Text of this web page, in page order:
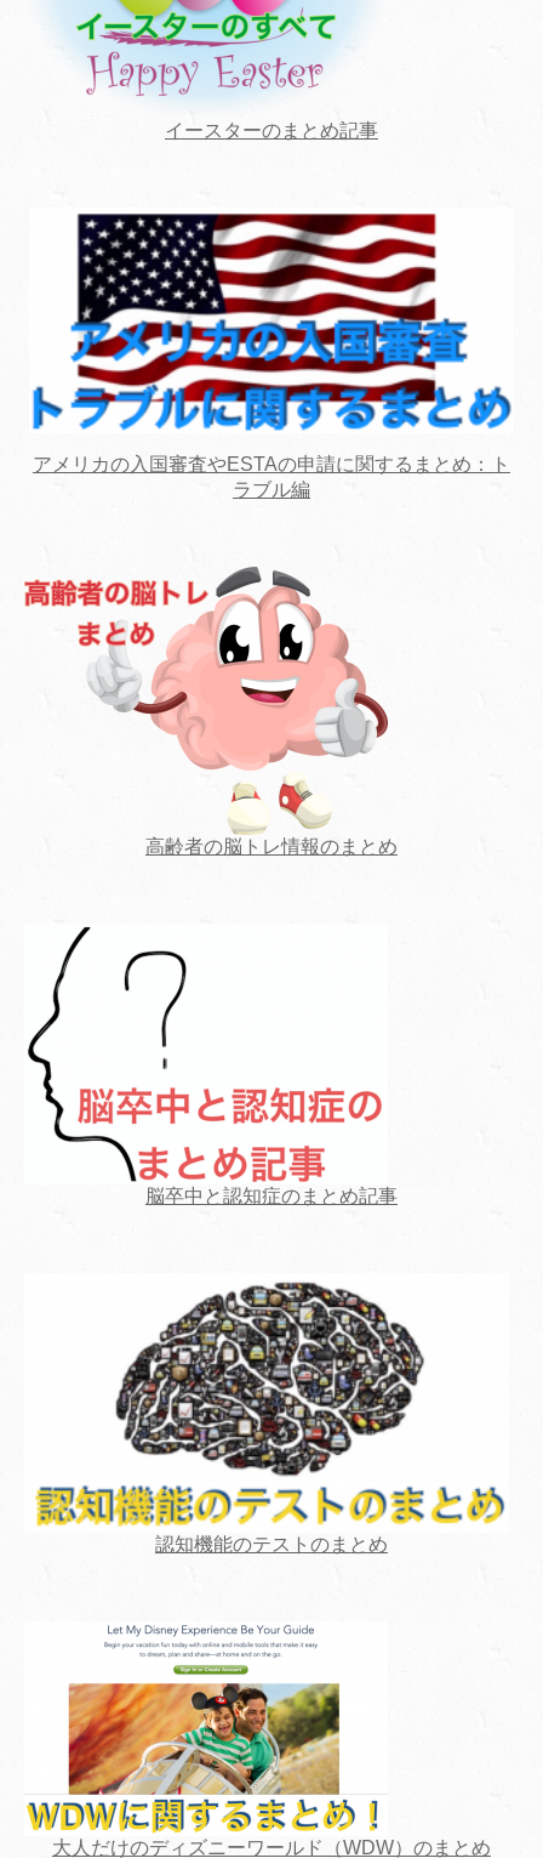
イースターのまとめ記事
アメリカの入国審査やESTAの申請に関するまとめ：ト
ラブル編
高齢者の脳トレ情報のまとめ
脳卒中と認知症のまとめ記事
認知機能のテストのまとめ
大人だけのディズニーワールド（WDW）のまとめ